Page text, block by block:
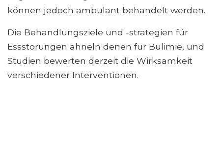
können jedoch ambulant behandelt werden.
Die Behandlungsziele und -strategien für
Essstörungen ähneln denen für Bulimie, und
Studien bewerten derzeit die Wirksamkeit
verschiedener Interventionen.